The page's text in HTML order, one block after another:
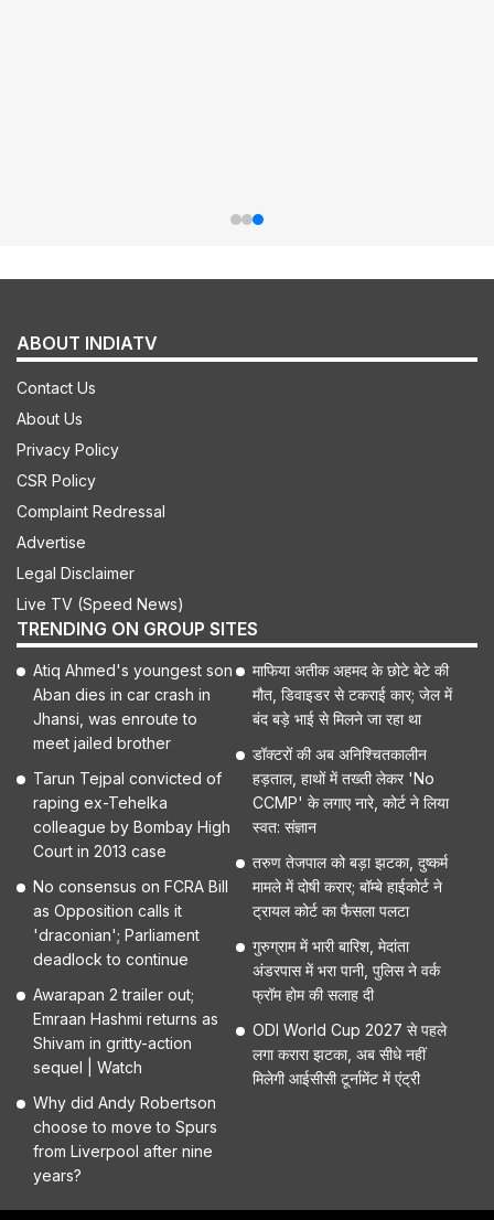
ABOUT INDIATV
Contact Us
About Us
Privacy Policy
CSR Policy
Complaint Redressal
Advertise
Legal Disclaimer
Live TV (Speed News)
TRENDING ON GROUP SITES
Atiq Ahmed's youngest son
Aban dies in car crash in
Jhansi, was enroute to
meet jailed brother
Tarun Tejpal convicted of
raping ex-Tehelka
colleague by Bombay High
Court in 2013 case
No consensus on FCRA Bill
as Opposition calls it
'draconian'; Parliament
deadlock to continue
Awarapan 2 trailer out;
Emraan Hashmi returns as
Shivam in gritty-action
sequel | Watch
Why did Andy Robertson
choose to move to Spurs
from Liverpool after nine
years?
माफिया अतीक अहमद के छोटे बेटे की
मौत, डिवाइडर से टकराई कार; जेल में
बंद बड़े भाई से मिलने जा रहा था
डॉक्टरों की अब अनिश्चितकालीन
हड़ताल, हाथों में तख्ती लेकर 'No
CCMP' के लगाए नारे, कोर्ट ने लिया
स्वत: संज्ञान
तरुण तेजपाल को बड़ा झटका, दुष्कर्म
मामले में दोषी करार; बॉम्बे हाईकोर्ट ने
ट्रायल कोर्ट का फैसला पलटा
गुरुग्राम में भारी बारिश, मेदांता
अंडरपास में भरा पानी, पुलिस ने वर्क
फ्रॉम होम की सलाह दी
ODI World Cup 2027 से पहले
लगा करारा झटका, अब सीधे नहीं
मिलेगी आईसीसी टूर्नामेंट में एंट्री